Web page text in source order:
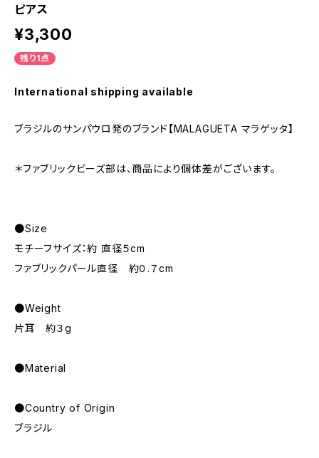
ピアス
¥3,300
残り1点
International shipping available
ブラジルのサンパウロ発のブランド【MALAGUETA マラゲッタ】
＊ファブリックビーズ部は、商品により個体差がございます。
●Size
モチーフサイズ：約 直径５cm
ファブリックパール直径 約０.７cm
●Weight
片耳 約３g
●Material
●Country of Origin
ブラジル